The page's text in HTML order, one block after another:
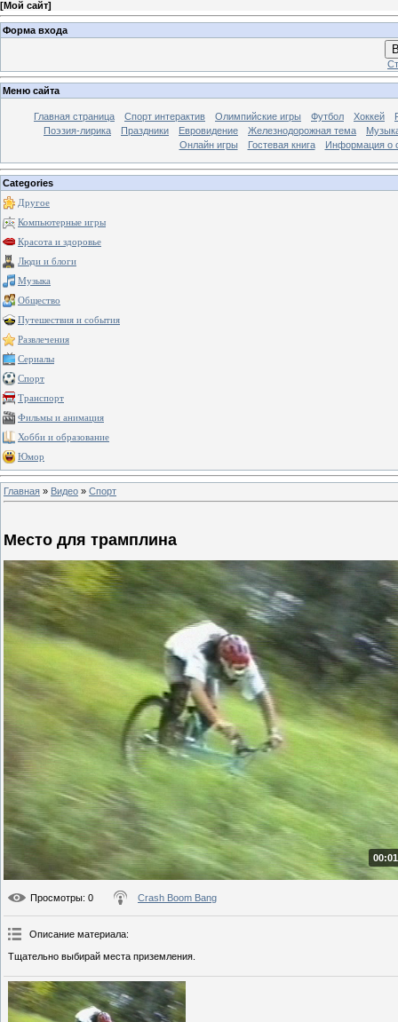
[Мой сайт]
Форма входа
Меню сайта
Главная страница Спорт интерактив Олимпийские игры Футбол Хоккей
Поэзия-лирика
Праздники Евровидение Железнодорожная тема
Онлайн игры
Гостевая книга Информация о
Categories
Другое
Компьютерные игры
Красота и здоровье
Люди и блоги
Музыка
Общество
Путешествия и события
Развлечения
Сериалы
Спорт
Транспорт
Фильмы и анимация
Хобби и образование
Юмор
Главная » Видео » Спорт
Место для трамплина
Просмотры: 0 Crash Boom Bang
Описание материала:
Тщательно выбирай места приземления.